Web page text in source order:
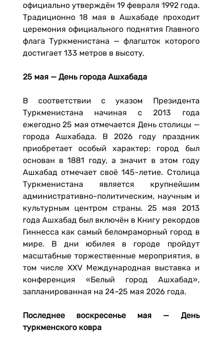
официально утверждён 19 февраля 1992 года.
Традиционно 18 мая в Ашхабаде проходит
церемония официального поднятия Главного
флага Туркменистана — флагшток которого
достигает 133 метров в высоту.
25 мая — День города Ашхабада
В соответствии с указом Президента
Туркменистана начиная с 2013 года
ежегодно 25 мая отмечается День столицы —
города Ашхабада. В 2026 году праздник
приобретает особый характер: город был
основан в 1881 году, а значит в этом году
Ашхабад отмечает своё 145-летие. Столица
Туркменистана является крупнейшим
административно-политическим, научным и
культурным центром страны. 25 мая 2013
года Ашхабад был включён в Книгу рекордов
Гиннесса как самый беломраморный город в
мире. В дни юбилея в городе пройдут
масштабные торжественные мероприятия, в
том числе XXV Международная выставка и
конференция «Белый город Ашхабад»,
запланированная на 24–25 мая 2026 года.
Последнее воскресенье мая — День
туркменского ковра